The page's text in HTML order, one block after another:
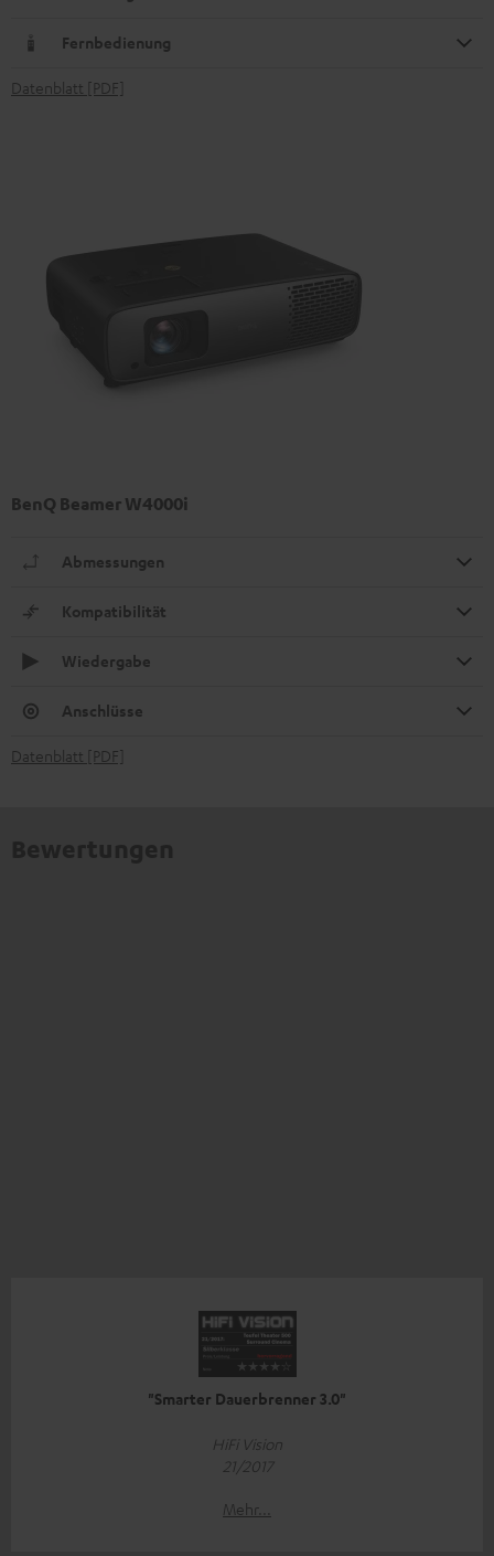
Fernbedienung
Datenblatt [PDF]
BenQ Beamer W4000i
Abmessungen
Kompatibilität
Wiedergabe
Anschlüsse
Datenblatt [PDF]
"Smarter Dauerbrenner 3.0"
HiFi Vision
21/2017
Mehr...